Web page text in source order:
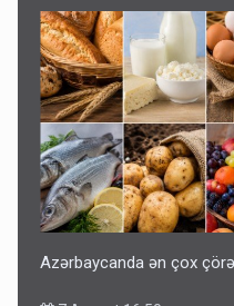
Azərbaycanda ən çox